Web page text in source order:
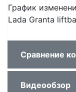
График
Lada Granta
Сравнение
Видеообзор